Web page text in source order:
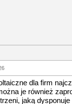
dla firm
je również
jaką